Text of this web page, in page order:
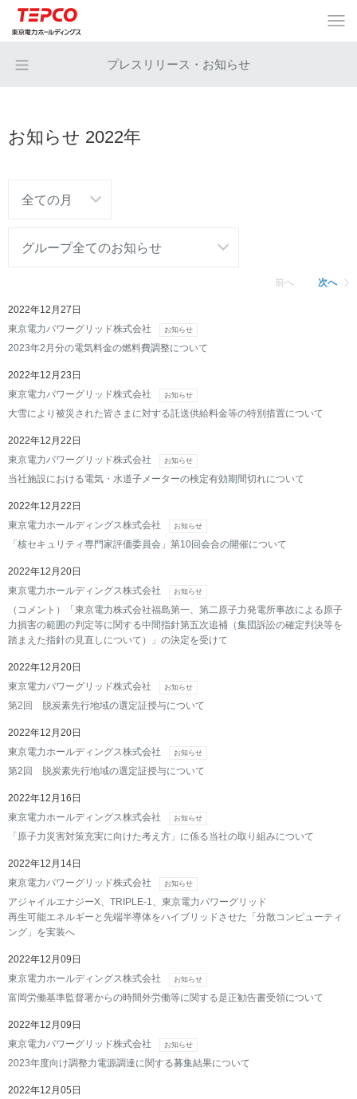
プレスリリース・お知らせ
お知らせ 2022年
前へ 次へ
2022年12月27日
東京電力パワーグリッド株式会社
お知らせ
2023年2月分の電気料金の燃料費調整について
2022年12月23日
東京電力パワーグリッド株式会社
お知らせ
大雪により被災された皆さまに対する託送供給料金等の特別措置について
2022年12月22日
東京電力パワーグリッド株式会社
お知らせ
当社施設における電気・水道子メーターの検定有効期間切れについて
2022年12月22日
東京電力ホールディングス株式会社
お知らせ
「核セキュリティ専門家評価委員会」第10回会合の開催について
2022年12月20日
東京電力ホールディングス株式会社
お知らせ
（コメント）「東京電力株式会社福島第一、第二原子力発電所事故による原子
力損害の範囲の判定等に関する中間指針第五次追補（集団訴訟の確定判決等を
踏まえた指針の見直しについて）」の決定を受けて
2022年12月20日
東京電力パワーグリッド株式会社
お知らせ
第2回 脱炭素先行地域の選定証授与について
2022年12月20日
東京電力ホールディングス株式会社
お知らせ
第2回 脱炭素先行地域の選定証授与について
2022年12月16日
東京電力ホールディングス株式会社
お知らせ
「原子力災害対策充実に向けた考え方」に係る当社の取り組みについて
2022年12月14日
東京電力パワーグリッド株式会社
お知らせ
アジャイルエナジーX、TRIPLE-1、東京電⼒パワーグリッド
再⽣可能エネルギーと先端半導体をハイブリッドさせた「分散コンピューティ
ング」を実装へ
2022年12月09日
東京電力ホールディングス株式会社
お知らせ
富岡労働基準監督署からの時間外労働等に関する是正勧告書受領について
2022年12月09日
東京電力パワーグリッド株式会社
お知らせ
2023年度向け調整力電源調達に関する募集結果について
2022年12月05日